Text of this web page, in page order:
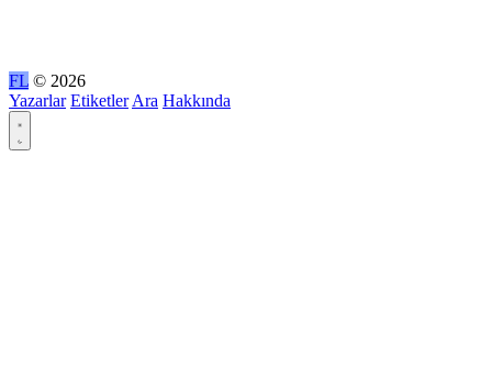
FL © 2026
Yazarlar Etiketler Ara Hakkında